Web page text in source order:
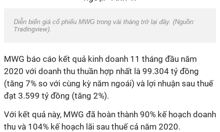
Diễn biến giá cổ phiếu MWG trong vài tháng trở lại đây. (Nguồn:
Tradingview).
MWG báo cáo kết quả kinh doanh 11 tháng đầu năm
2020 với doanh thu thuần hợp nhất là 99.304 tỷ đồng
(tăng 7% so với cùng kỳ năm ngoái) và lợi nhuận sau thuế
đạt 3.599 tỷ đồng (tăng 2%).
Với kết quả này, MWG đã hoàn thành 90% kế hoạch doanh
thu và 104% kế hoạch lãi sau thuế cả năm 2020.